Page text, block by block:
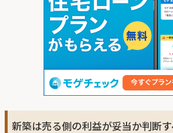
新築は売る側の利益が妥当か判断す